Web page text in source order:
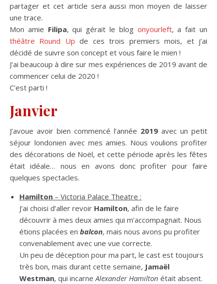
partager et cet article sera aussi mon moyen de laisser
une trace.
Mon amie Filipa, qui gérait le blog onyourleft, a fait un
théâtre Round Up de ces trois premiers mois, et j’ai
décidé de suivre son concept et vous faire le mien !
J’ai beaucoup à dire sur mes expériences de 2019 avant de
commencer celui de 2020 !
C’est parti !
Janvier
J’avoue avoir bien commencé l’année 2019 avec un petit
séjour londonien avec mes amies. Nous voulions profiter
des décorations de Noël, et cette période après les fêtes
était idéale… nous en avons donc profiter pour faire
quelques spectacles.
Hamilton – Victoria Palace Theatre :
J’ai choisi d’aller revoir Hamilton, afin de le faire
découvrir à mes deux amies qui m’accompagnait. Nous
étions placées en balcon, mais nous avons pu profiter
convenablement avec une vue correcte.
Un peu de déception pour ma part, le cast est toujours
très bon, mais durant cette semaine, Jamaël
Westman, qui incarne Alexander Hamilton était absent.